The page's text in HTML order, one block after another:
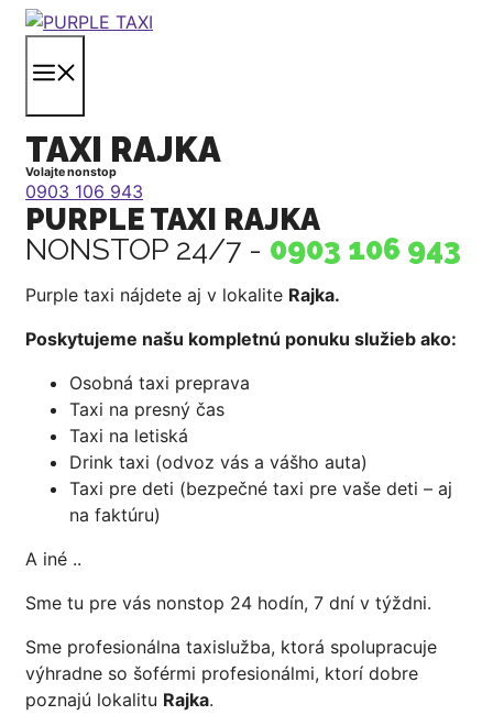
Preskočiť
obsah
TAXI RAJKA
Volajte nonstop
0903 106 943
PURPLE TAXI RAJKA
NONSTOP 24/7 - 0903 106 943
Purple taxi nájdete aj v lokalite Rajka.
Poskytujeme našu kompletnú ponuku služieb ako:
Osobná taxi preprava
Taxi na presný čas
Taxi na letiská
Drink taxi (odvoz vás a vášho auta)
Taxi pre deti (bezpečné taxi pre vaše deti – aj
na faktúru)
A iné ..
Sme tu pre vás nonstop 24 hodín, 7 dní v týždni.
Sme profesionálna taxislužba, ktorá spolupracuje
výhradne so šoférmi profesionálmi, ktorí dobre
poznajú lokalitu Rajka.